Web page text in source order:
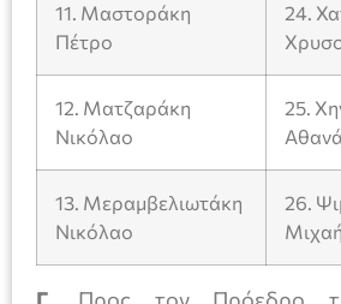
11. Μαστοράκη
Πέτρο
24.
12. Ματζαράκη
Νικόλαο
25.
13. Μεραμβελιωτάκη
Νικόλαο
26.